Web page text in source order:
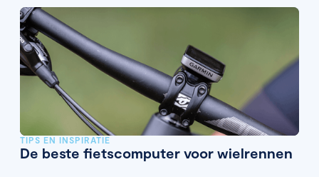
TIPS EN INSPIRATIE
De beste fietscomputer voor wielrennen